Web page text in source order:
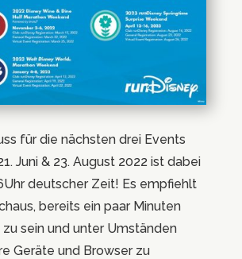
für die nächsten drei Events
Juni & 23. August 2022 ist dabei
deutscher Zeit! Es empfiehlt
bereits ein paar Minuten
sein und unter Umständen
Geräte und Browser zu